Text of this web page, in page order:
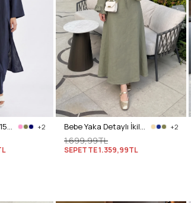
Keten İkili Takım Y0155 - LACİVERT +2 Bebe Yaka Detaylı İkili Takım Y0141 - HAKİ +2
1.699,99TL
SEPETTE1.359,99TL